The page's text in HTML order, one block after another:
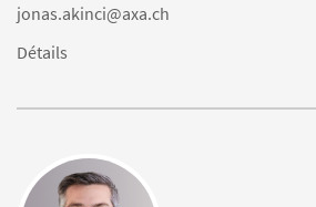
jonas.akinci@axa.ch
Détails